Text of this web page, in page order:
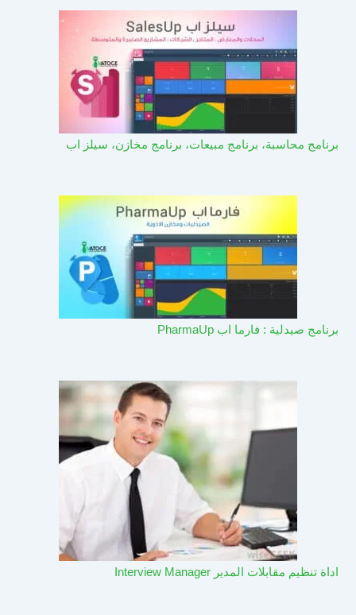
برنامج محاسبة، برنامج مبيعات، برنامج مخازن، سيلز اب
برنامج صيدلية : فارما اب PharmaUp​
اداة تنظيم مقابلات المدير Interview Manager